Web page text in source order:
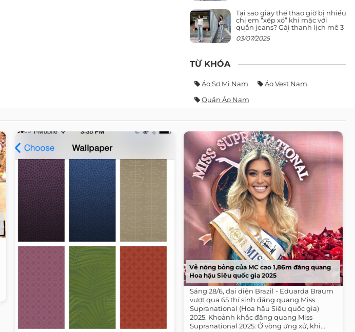
Tại sao giày thể thao giờ bị nhiều
chị em “xếp xó” khi mặc với
quần jeans? Gái thanh lịch mê 3
kiểu này hơn hẳn
03/07/2025
TỪ KHÓA
Áo Sơ Mi Nam
Áo Vest Nam
Quần Áo Nam
Vẻ nóng bỏng của MC cao 1,86m đăng quang
Hoa hậu Siêu quốc gia 2025
Sáng 28/6, đại diện Brazil - Eduarda Braum
vượt qua 65 thí sinh đăng quang Miss
Supranational (Hoa hậu Siêu quốc gia)
2025. Khoảnh khắc đăng quang Miss
Supranational 2025: Ở vòng ứng xử, khi...